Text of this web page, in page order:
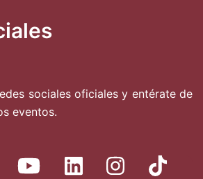
sociales oficiales y entérate de
eventos.